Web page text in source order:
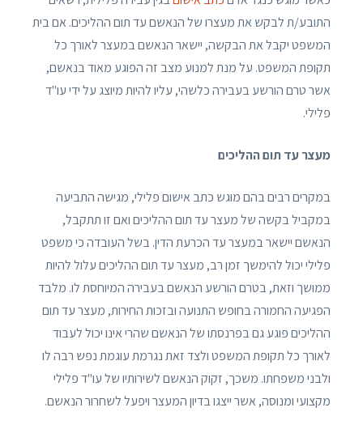
התובע/ת לבקש את מעצרו של הנאשם עד תום ההליכים. אם בית
המשפט יקבל את הבקשה, יישאר הנאשם במעצר לאורך כל
תקופת המשפט. על מנת למנוע מצב זה הפוגע מאוד בנאשם,
אשר טרם הורשע בעבירה כלשהי, עליו להיות מיוצג על ידי עו"ד
פלילי.
מעצר עד תום ההליכים
במקרים רבים בהם מוגש כתב אישום פלילי, מגישה התביעה
במקביל בקשה של מעצר עד תום ההליכים ואם זו תתקבל,
הנאשם יישאר במעצר עד הכרעת הדין. בשל העובדה כי משפט
פלילי יכול להימשך זמן רב, מעצר עד תום ההליכים עלול להיות
ממושך וזאת, בטרם הורשע הנאשם בעבירה המיוחסת לו. מלבד
הפגיעה החמורה בחופש התנועה ובזכות החירות, מעצר עד תום
ההליכים פוגע גם בפרנסתו של הנאשם שהרי אינו יכול לעבוד
לאורך כל תקופת המשפט ולצד זאת נגרמת עוגמת נפש רבה לו
ולבני משפחתו. משכך, זקוק הנאשם לשירותיו של עו"ד פלילי
מקצועי ומנוסה, אשר ייצגו בדיון המעצר ויפעל לשחרור הנאשם.